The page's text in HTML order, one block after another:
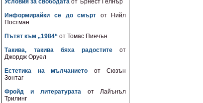
Условия за свободата от Ърнест Гелнър
Информирайки се до смърт от Нийл
Постман
Пътят към „1984“ от Томас Пинчън
Такива, такива бяха радостите от
Джордж Оруел
Естетика на мълчанието от Сюзън
Зонтаг
Фройд и литературатаот Лайънъл
Трилинг